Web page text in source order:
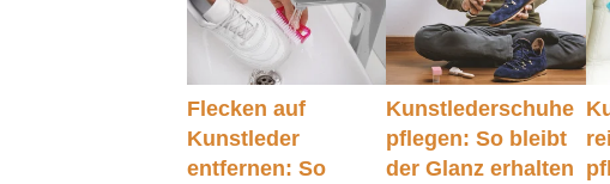
Flecken auf
Kunstleder
entfernen: So
Kunstlederschuhe
pflegen: So bleibt
der Glanz erhalten